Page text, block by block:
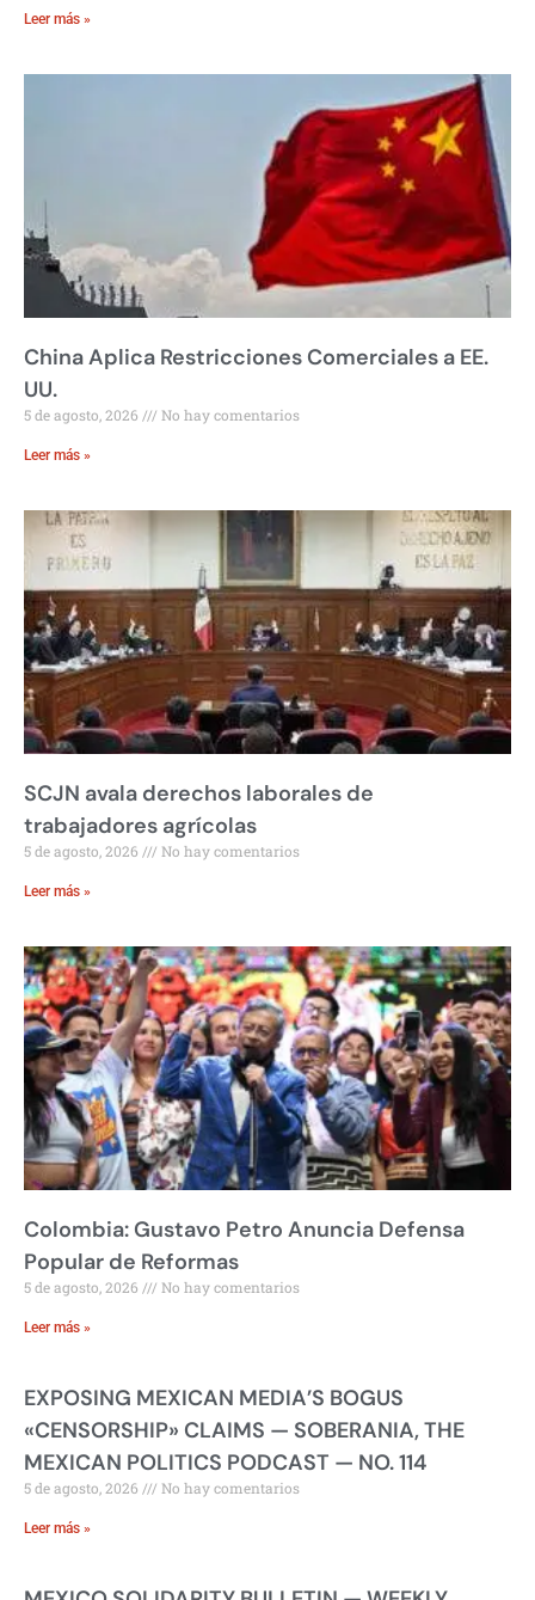
Leer más »
China Aplica Restricciones Comerciales a EE.
UU.
5 de agosto, 2026 No hay comentarios
Leer más »
SCJN avala derechos laborales de
trabajadores agrícolas
5 de agosto, 2026 No hay comentarios
Leer más »
Colombia: Gustavo Petro Anuncia Defensa
Popular de Reformas
5 de agosto, 2026 No hay comentarios
Leer más »
EXPOSING MEXICAN MEDIA’S BOGUS
«CENSORSHIP» CLAIMS — SOBERANIA, THE
MEXICAN POLITICS PODCAST — NO. 114
5 de agosto, 2026 No hay comentarios
Leer más »